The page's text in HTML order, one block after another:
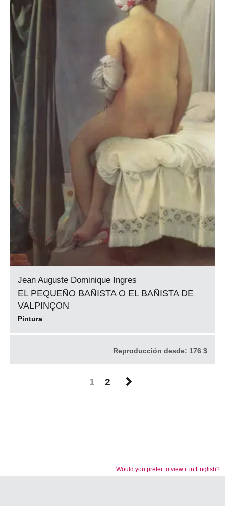
Jean Auguste Dominique Ingres
EL PEQUEÑO BAÑISTA O EL BAÑISTA DE
VALPINÇON
Pintura
Reproducción desde: 176 $
1 2
Would you prefer to view it in English?